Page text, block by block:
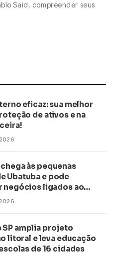
Said, compreender seus
eficaz: sua melhor
de ativos e na
às pequenas
Ubatuba e pode
negócios ligados ao
SP amplia projeto
litoral e leva educação
de 16 cidades